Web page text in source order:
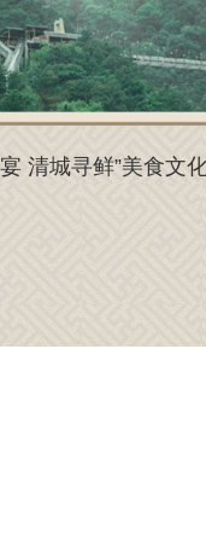
清城寻鲜”美食文